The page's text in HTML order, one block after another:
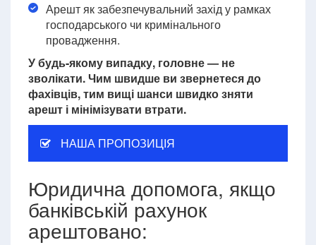
Арешт як забезпечувальний захід у рамках
господарського чи кримінального
провадження.
У будь-якому випадку, головне — не
зволікати.Чим швидше ви звернетеся до
фахівців, тим вищі шанси швидко зняти
арешт і мінімізувати втрати.
НАША ПРОПОЗИЦІЯ
Юридична допомога, якщо
банківській рахунок
арештовано: